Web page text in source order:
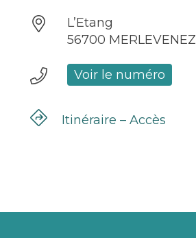
L’Etang
56700 MERLEVENEZ
Voir le numéro
Itinéraire – Accès